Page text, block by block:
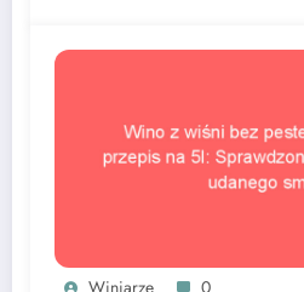
Winiarze 0